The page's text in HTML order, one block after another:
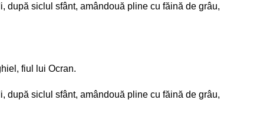
după siclul sfânt, amândouă pline cu făină de grâu,
fiul lui Ocran.
după siclul sfânt, amândouă pline cu făină de grâu,